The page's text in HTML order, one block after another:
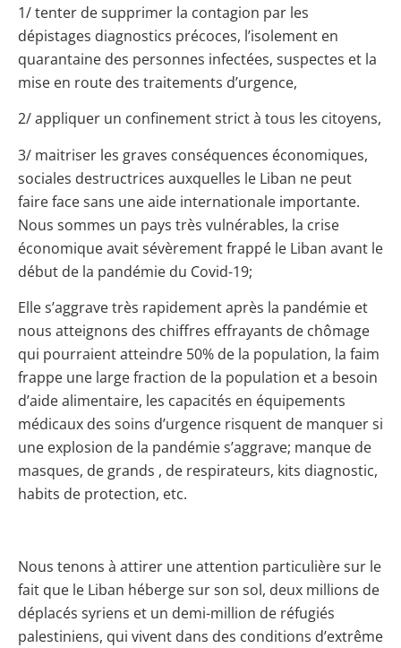
1/ tenter de supprimer la contagion par les
dépistages diagnostics précoces, l’isolement en
quarantaine des personnes infectées, suspectes et la
mise en route des traitements d’urgence,
2/ appliquer un confinement strict à tous les citoyens,
3/ maitriser les graves conséquences économiques,
sociales destructrices auxquelles le Liban ne peut
faire face sans une aide internationale importante.
Nous sommes un pays très vulnérables, la crise
économique avait sévèrement frappé le Liban avant le
début de la pandémie du Covid-19;
Elle s’aggrave très rapidement après la pandémie et
nous atteignons des chiffres effrayants de chômage
qui pourraient atteindre 50% de la population, la faim
frappe une large fraction de la population et a besoin
d’aide alimentaire, les capacités en équipements
médicaux des soins d’urgence risquent de manquer si
une explosion de la pandémie s’aggrave; manque de
masques, de grands , de respirateurs, kits diagnostic,
habits de protection, etc.
Nous tenons à attirer une attention particulière sur le
fait que le Liban héberge sur son sol, deux millions de
déplacés syriens et un demi-million de réfugiés
palestiniens, qui vivent dans des conditions d’extrême